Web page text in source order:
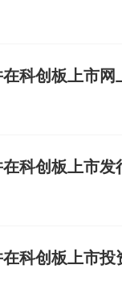
气周期。近期
规模应用，AI相关
。龙头小幅扩产，
受限格局短期难以
科创板上市网
科创板上市发
科创板上市